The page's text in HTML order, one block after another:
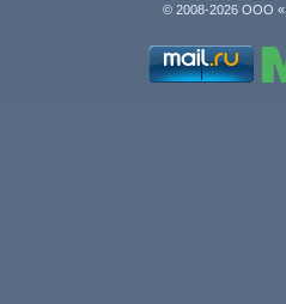
© 2008-2026 ООО «